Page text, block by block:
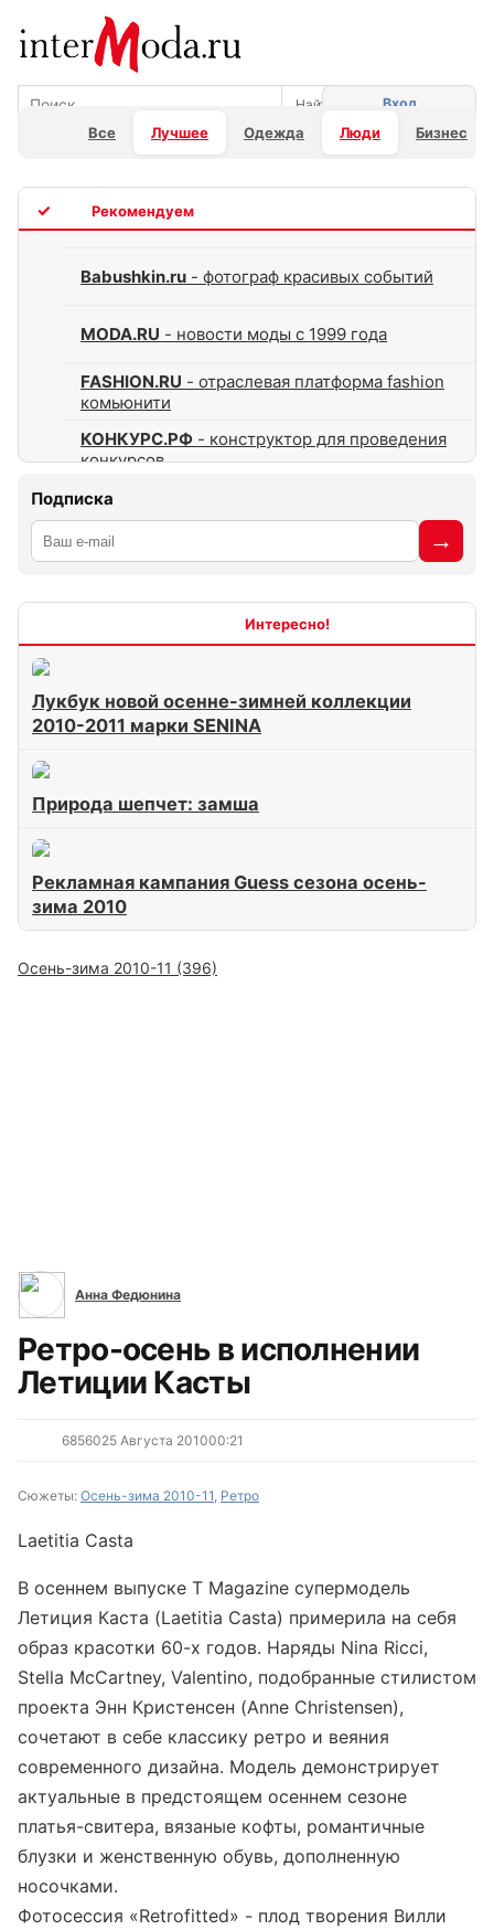
Все Лучшее Одежда Люди Бизнес
Вход
Babushkin.ru - фотограф красивых событий
MODA.RU - новости моды с 1999 года
FASHION.RU - отраслевая платформа fashion
комьюнити
КОНКУРС.РФ - конструктор для проведения
конкурсов
Подписка
Лукбук новой осенне-зимней коллекции
2010-2011 марки SENINA
Природа шепчет: замша
Рекламная кампания Guess сезона осень-
зима 2010
Осень-зима 2010-11 (396)
Анна Федюнина
Ретро-осень в исполнении
Летиции Касты
6856025 Августа 201000:21
Сюжеты: Осень-зима 2010-11, Ретро
Laetitia Casta
В осеннем выпуске T Magazine супермодель
Летиция Каста (Laetitia Casta) примерила на себя
образ красотки 60-х годов. Наряды Nina Ricci,
Stella McCartney, Valentino, подобранные стилистом
проекта Энн Кристенсен (Anne Christensen),
сочетают в себе классику ретро и веяния
современного дизайна. Модель демонстрирует
актуальные в предстоящем осеннем сезоне
платья-свитера, вязаные кофты, романтичные
блузки и женственную обувь, дополненную
носочками.
Фотосессия «Retrofitted» - плод творения Вилли